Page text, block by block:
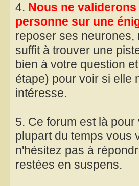
4. Nous ne
personne sur une
reposer ses
suffit à trouver une
bien à votre question et
étape) pour voir si elle
intéresse.
5. Ce forum est là
plupart du temps vous
n'hésitez pas à
restées en suspens.